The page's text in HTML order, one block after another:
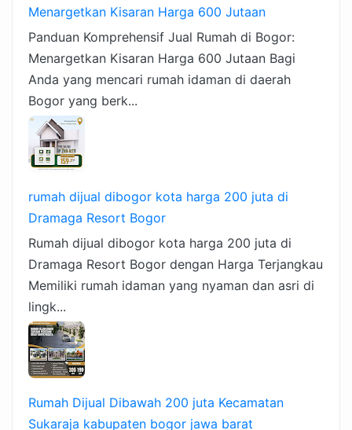
Menargetkan Kisaran Harga 600 Jutaan
Panduan Komprehensif Jual Rumah di Bogor:
Menargetkan Kisaran Harga 600 Jutaan Bagi
Anda yang mencari rumah idaman di daerah
Bogor yang berk...
rumah dijual dibogor kota harga 200 juta di
Dramaga Resort Bogor
Rumah dijual dibogor kota harga 200 juta di
Dramaga Resort Bogor dengan Harga Terjangkau
Memiliki rumah idaman yang nyaman dan asri di
lingk...
Rumah Dijual Dibawah 200 juta Kecamatan
Sukaraja kabupaten bogor jawa barat